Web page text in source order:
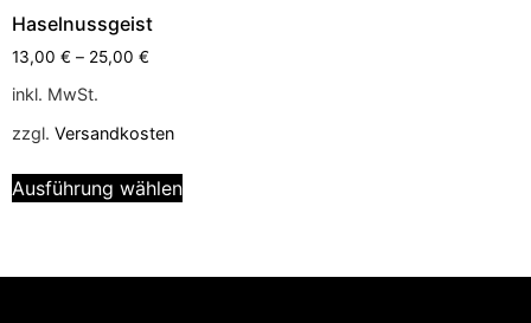
Haselnussgeist
13,00 € – 25,00 €
inkl. MwSt.
zzgl. Versandkosten
Ausführung wählen